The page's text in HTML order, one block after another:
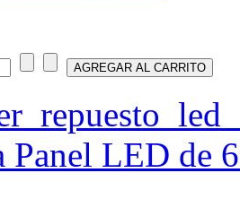
Panel LED de